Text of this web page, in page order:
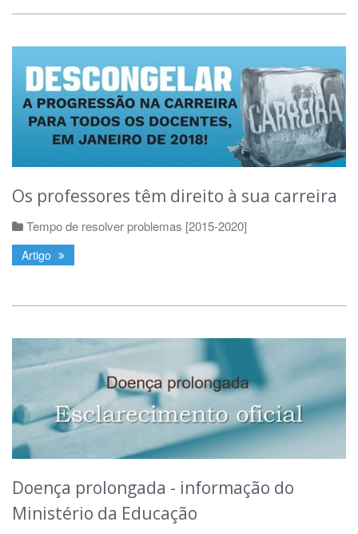
Os professores têm direito à sua carreira
Tempo de resolver problemas [2015-2020]
Artigo
Doença prolongada - informação do
Ministério da Educação